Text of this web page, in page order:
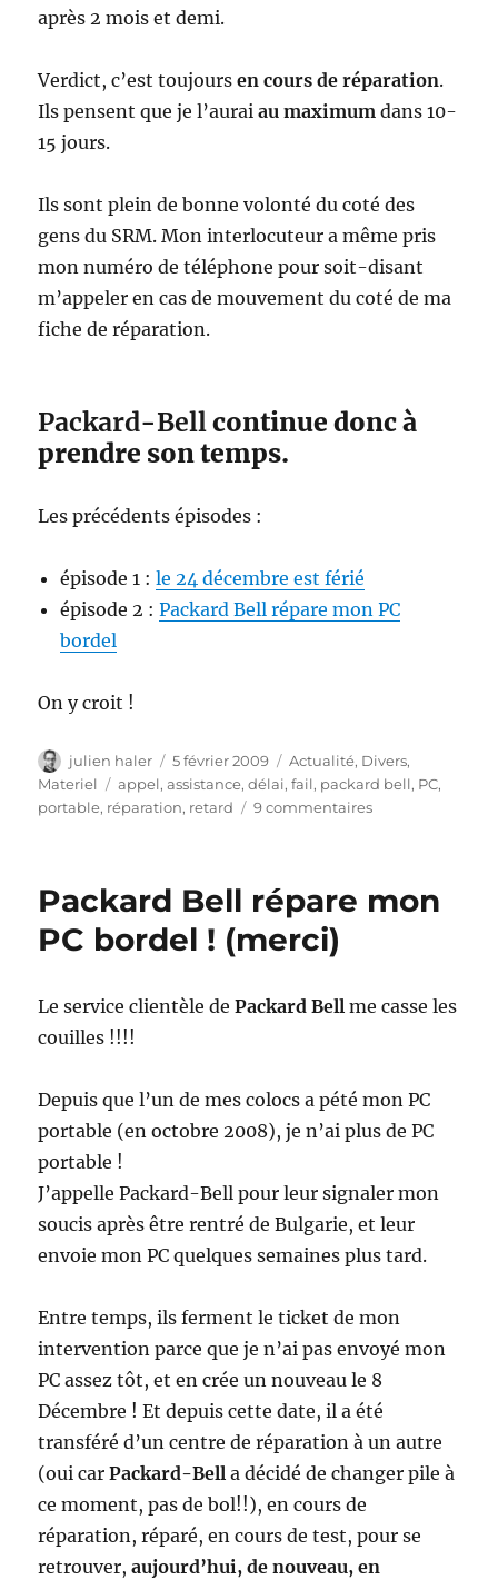
PC
après 2 mois et demi.
Verdict, c’est toujoursen cours de réparation.
Ils pensent que je l’auraiau maximumdans 10-
15 jours.
Ils sont plein de bonne volonté du coté des
gens du SRM. Mon interlocuteur a même pris
mon numéro de téléphone pour soit-disant
m’appeler en cas de mouvement du coté de ma
fiche de réparation.
Packard-Bellcontinue donc à
prendre son temps.
Les précédents épisodes :
épisode 1 :le 24 décembre est férié
épisode 2 :Packard Bell répare mon PC
bordel
On y croit !
Auteur
julien haler
Publié
le
5 février 2009 Catégories
Actualité, Divers,
Materiel
Étiquettes
appel,assistance,délai,fail, packard bell, PC,
portable, réparation, retard 9 commentairessur
Packard-
Packard Bell répare mon
PC bordel ! (merci)
Le service clientèle dePackard Bell me casse les
couilles !!!!
Depuis que l’un de mes colocs a pété mon PC
portable (en octobre 2008), je n’ai plus de PC
portable !
J’appelle Packard-Bell pour leur signaler mon
soucis après être rentré de Bulgarie, et leur
envoie mon PC quelques semaines plus tard.
Entre temps, ils ferment le ticket de mon
intervention parce que je n’ai pas envoyé mon
PC assez tôt, et en crée un nouveau le 8
Décembre ! Et depuis cette date, il a été
transféré d’un centre de réparation à un autre
(oui carPackard-Bell a décidé de changer pile à
ce moment, pas de bol!!), en cours de
réparation, réparé, en cours de test, pour se
retrouver,aujourd’hui, de nouveau, en